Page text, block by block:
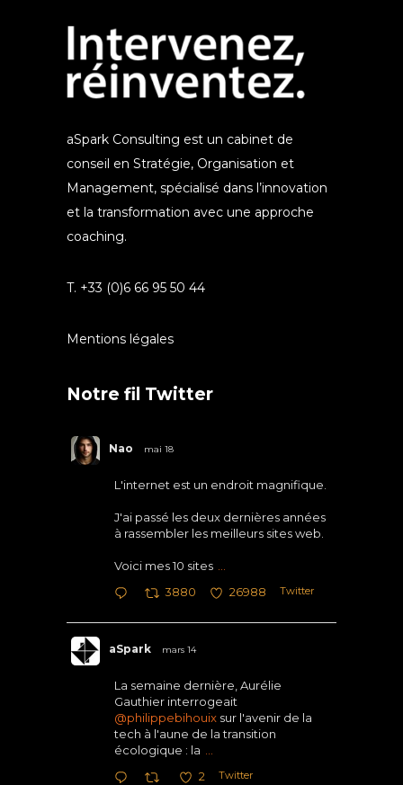
aSpark Consulting est un cabinet de
conseil en Stratégie, Organisation et
Management, spécialisé dans l’innovation
et la transformation avec une approche
coaching.
T. +33 (0)6 66 95 50 44
Mentions légales
Notre fil Twitter
Nao mai 18
L'internet est un endroit magnifique.
J'ai passé les deux dernières années
à rassembler les meilleurs sites web.
Voici mes 10 sites
3880 26988 Twitter
aSpark mars 14
La semaine dernière, Aurélie
Gauthier interrogeait
@philippebihouix sur l'avenir de la
tech à l'aune de la transition
écologique : la
2 Twitter